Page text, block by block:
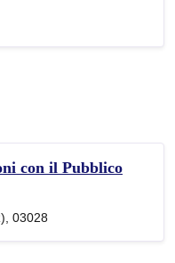
con il Pubblico
03028